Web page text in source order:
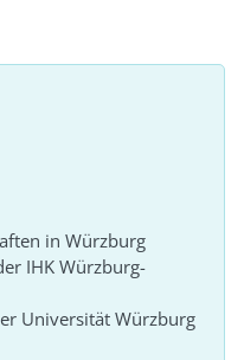
in Würzburg
IHK Würzburg-
Universität Würzburg